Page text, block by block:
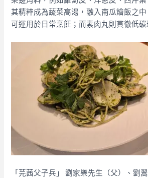
其精粹成為蔬菜高湯，融入南瓜燴飯之
可運用於日常烹飪；而素肉丸則貫徹低碳
「芫茜父子兵」 劉家樂先生（父）、劉